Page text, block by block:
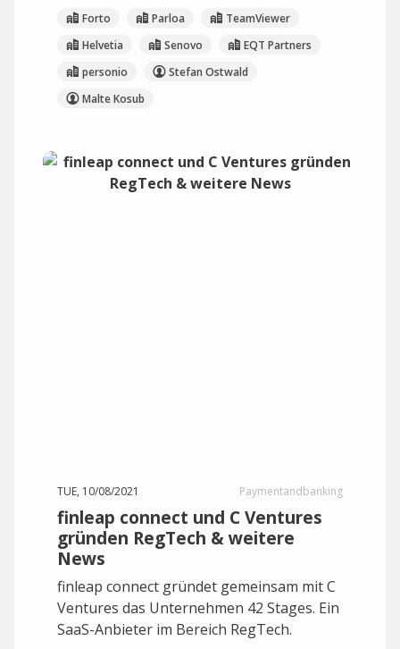
Forto Parloa
TeamViewer
Helvetia
Senovo
EQT Partners
personio
Stefan Ostwald
Malte Kosub
TUE, 10/08/2021 Paymentandbanking
finleap connect und C Ventures
gründen RegTech & weitere
News
finleap connect gründet gemeinsam mit C
Ventures das Unternehmen 42 Stages. Ein
SaaS-Anbieter im Bereich RegTech.